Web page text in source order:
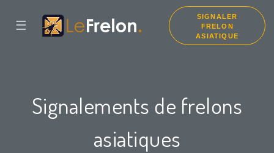
☰
SIGNALER
FRELON
ASIATIQUE
Signalements de frelons
asiatiques